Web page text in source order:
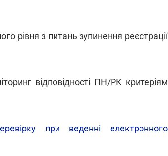
рівня з питань зупинення реєстрації
відповідності ПН/РК критеріям
при веденні електронного